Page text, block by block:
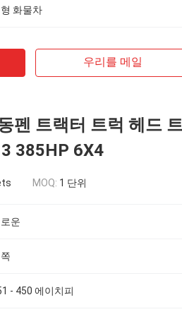
화물차
우리를 메일
펜 트랙터 트럭 헤드
385HP 6X4
MOQ: 1 단위
운
- 450 에이치피